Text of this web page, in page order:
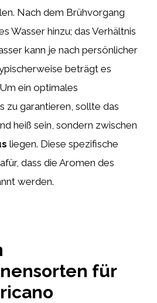
Nach dem Brühvorgang
Wasser hinzu; das Verhältnis
kann je nach persönlicher
beträgt es
ein optimales
zu garantieren, sollte das
heiß sein, sondern zwischen
liegen. Diese spezifische
dass die Aromen des
werden.
für